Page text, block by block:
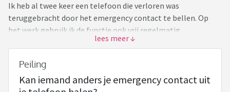
Ik heb al twee keer een telefoon die verloren was
teruggebracht door het emergency contact te bellen. Op
het werk gebruik ik de functie ook vrij regelmatig.
Gisteren tig patiënten die in een ketting botsing zaten
behandeld, meerdere bewusteloos. Politie kon niet in
meerdere telefoons komen en moest het contact opnemen
met familie oplossen met een ritje in plaats van telefoontje.
Peiling
Kan iemand anders je emergency contact uit